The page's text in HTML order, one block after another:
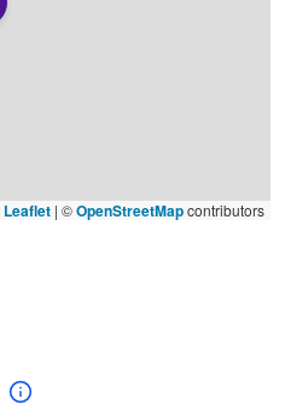
Leaflet | ©OpenStreetMapcontributors